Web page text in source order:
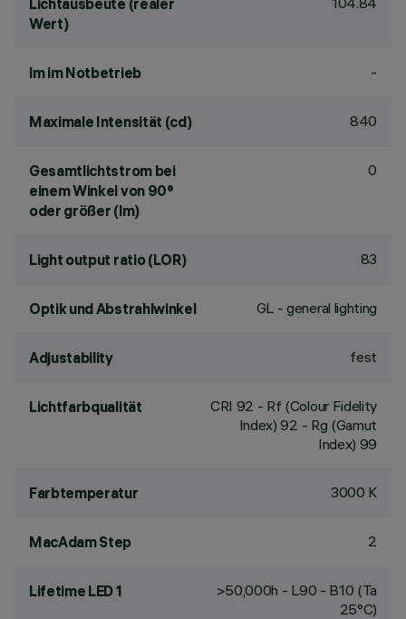
Lichtausbeute (realer
Wert)
lm im Notbetrieb -
Maximale Intensität (cd) 840
Gesamtlichtstrom bei
einem Winkel von 90°
oder größer (lm)
0
Light output ratio (LOR) 83
Optik und Abstrahlwinkel GL - general lighting
Adjustability fest
Lichtfarbqualität CRI 92 - Rf (Colour Fidelity
Index) 92 - Rg (Gamut
Index) 99
Farbtemperatur 3000 K
MacAdam Step 2
Lifetime LED 1
>50,000h - L90 - B10 (Ta
25°C)